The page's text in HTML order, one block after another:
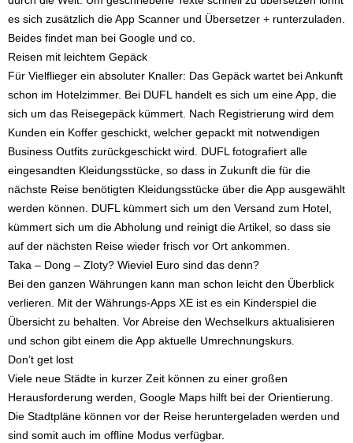
es sich zusätzlich die App Scanner und Übersetzer + runterzuladen.
Beides findet man bei Google und co.
Reisen mit leichtem Gepäck
Für Vielflieger ein absoluter Knaller: Das Gepäck wartet bei Ankunft
schon im Hotelzimmer. Bei DUFL handelt es sich um eine App, die
sich um das Reisegepäck kümmert. Nach Registrierung wird dem
Kunden ein Koffer geschickt, welcher gepackt mit notwendigen
Business Outfits zurückgeschickt wird. DUFL fotografiert alle
eingesandten Kleidungsstücke, so dass in Zukunft die für die
nächste Reise benötigten Kleidungsstücke über die App ausgewählt
werden können. DUFL kümmert sich um den Versand zum Hotel,
kümmert sich um die Abholung und reinigt die Artikel, so dass sie
auf der nächsten Reise wieder frisch vor Ort ankommen.
Taka – Dong – Zloty? Wieviel Euro sind das denn?
Bei den ganzen Währungen kann man schon leicht den Überblick
verlieren. Mit der Währungs-Apps XE ist es ein Kinderspiel die
Übersicht zu behalten. Vor Abreise den Wechselkurs aktualisieren
und schon gibt einem die App aktuelle Umrechnungskurs.
Don’t get lost
Viele neue Städte in kurzer Zeit können zu einer großen
Herausforderung werden, Google Maps hilft bei der Orientierung.
Die Stadtpläne können vor der Reise heruntergeladen werden und
sind somit auch im offline Modus verfügbar.